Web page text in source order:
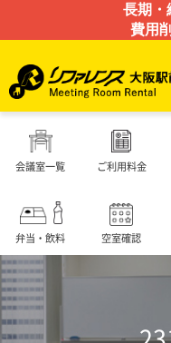
長期・
費用
会議室一覧 ご利用料金
弁当・飲料 空室確認